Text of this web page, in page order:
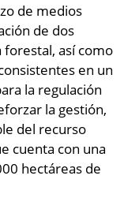
de medios
de dos
forestal, así como
en un
la regulación
la gestión,
del recurso
cuenta con una
hectáreas de